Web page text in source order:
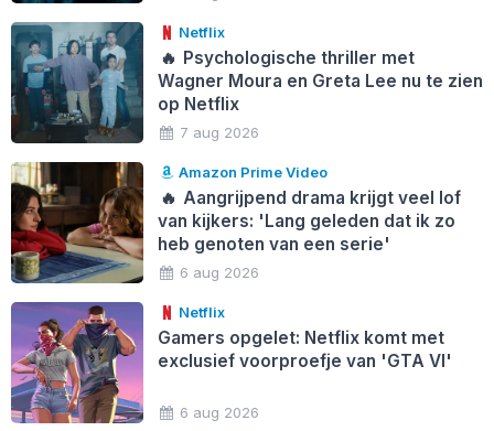
Netflix
🔥 Psychologische thriller met
Wagner Moura en Greta Lee nu te zien
op Netflix
7 aug 2026
Amazon Prime Video
🔥 Aangrijpend drama krijgt veel lof
van kijkers: 'Lang geleden dat ik zo
heb genoten van een serie'
6 aug 2026
Netflix
Gamers opgelet: Netflix komt met
exclusief voorproefje van 'GTA VI'
6 aug 2026